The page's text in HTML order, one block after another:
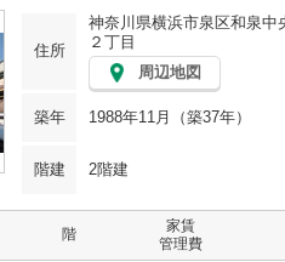
住所
神奈川県横浜市泉区和泉中
２丁目
周辺地図
築年 1988年11月（築37年）
階建 2階建
階
家賃
管理費